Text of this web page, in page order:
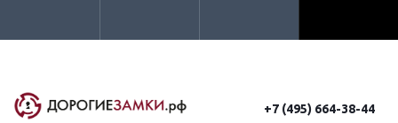
+7 (495) 664-38-44